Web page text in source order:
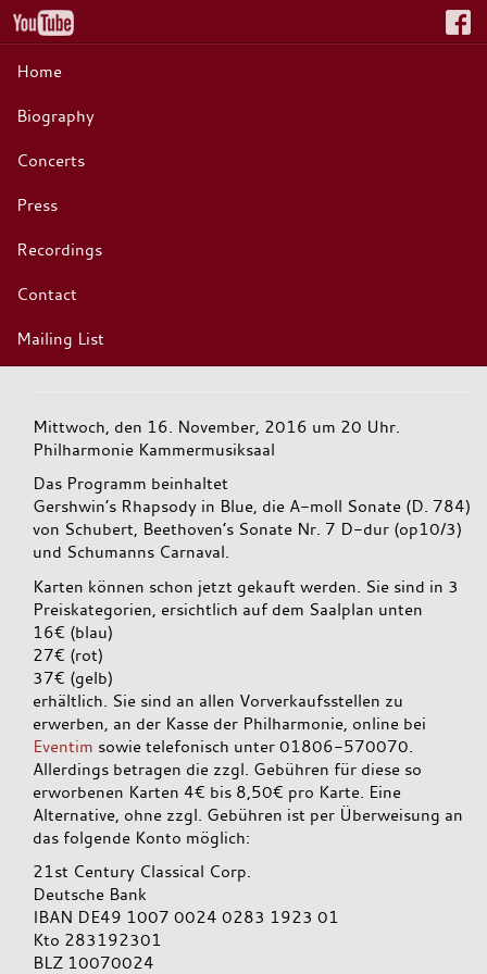
Home
Biography
Concerts
Press
Recordings
Contact
Mailing List
Mittwoch, den 16. November, 2016 um 20 Uhr.
Philharmonie Kammermusiksaal
Das Programm beinhaltet
Gershwin’s Rhapsody in Blue, die A-moll Sonate (D. 784)
von Schubert, Beethoven’s Sonate Nr. 7 D-dur (op10/3)
und Schumanns Carnaval.
Karten können schon jetzt gekauft werden. Sie sind in 3
Preiskategorien, ersichtlich auf dem Saalplan unten
16€ (blau)
27€ (rot)
37€ (gelb)
erhältlich. Sie sind an allen Vorverkaufsstellen zu
erwerben, an der Kasse der Philharmonie, online bei
Eventim sowie telefonisch unter 01806-570070.
Allerdings betragen die zzgl. Gebühren für diese so
erworbenen Karten 4€ bis 8,50€ pro Karte. Eine
Alternative, ohne zzgl. Gebühren ist per Überweisung an
das folgende Konto möglich:
21st Century Classical Corp.
Deutsche Bank
IBAN DE49 1007 0024 0283 1923 01
Kto 283192301
BLZ 10070024